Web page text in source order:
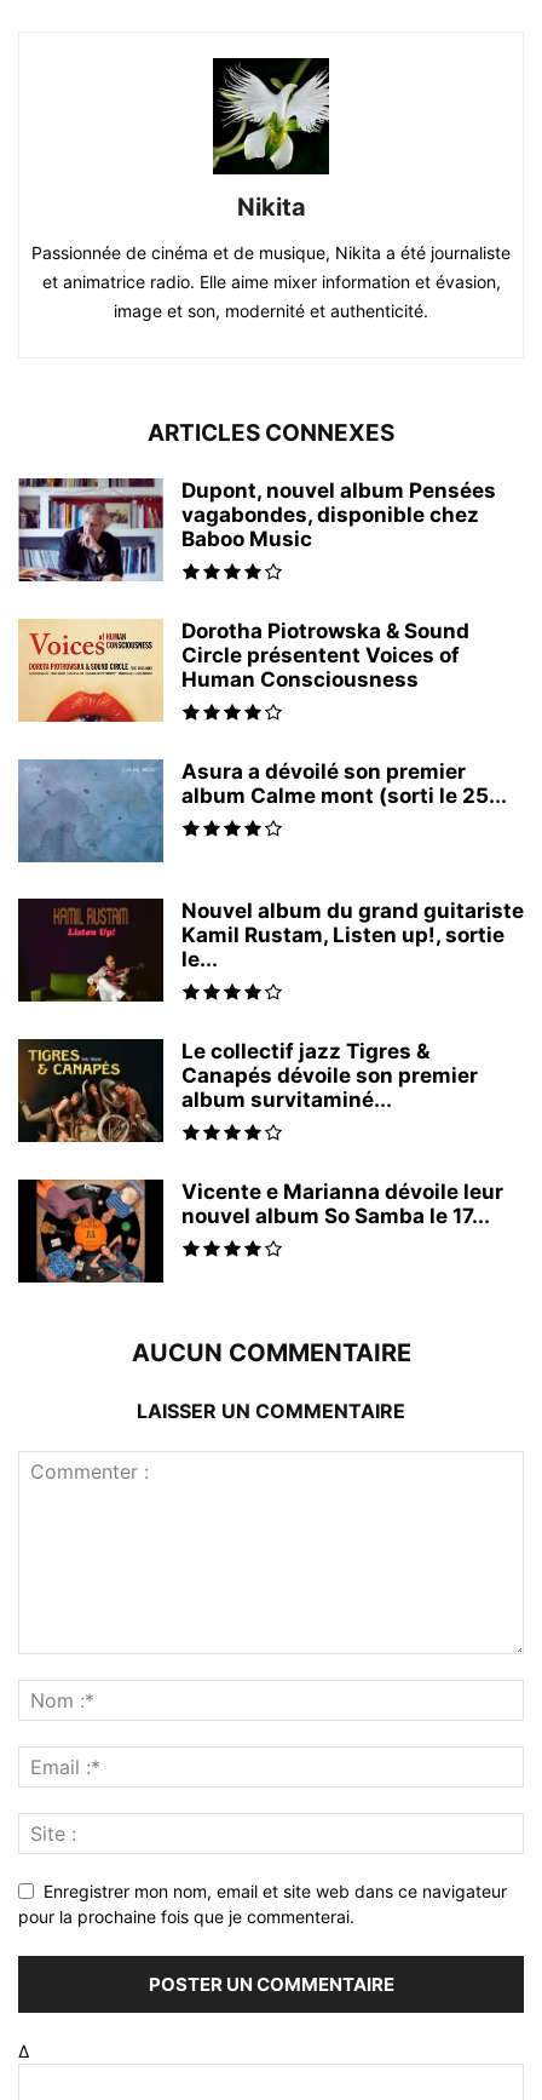
Nikita
Passionnée de cinéma et de musique, Nikita a été journaliste
et animatrice radio. Elle aime mixer information et évasion,
image et son, modernité et authenticité.
ARTICLES CONNEXES
Dupont, nouvel album Pensées
vagabondes, disponible chez
Baboo Music
Dorotha Piotrowska & Sound
Circle présentent Voices of
Human Consciousness
Asura a dévoilé son premier
album Calme mont (sorti le 25...
Nouvel album du grand guitariste
Kamil Rustam, Listen up!, sortie
le...
Le collectif jazz Tigres &
Canapés dévoile son premier
album survitaminé...
Vicente e Marianna dévoile leur
nouvel album So Samba le 17...
AUCUN COMMENTAIRE
LAISSER UN COMMENTAIRE
Enregistrer mon nom, email et site web dans ce navigateur
pour la prochaine fois que je commenterai.
Δ